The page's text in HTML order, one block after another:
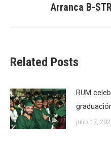
Arranca B-
Related Posts
RUM
julio 17,